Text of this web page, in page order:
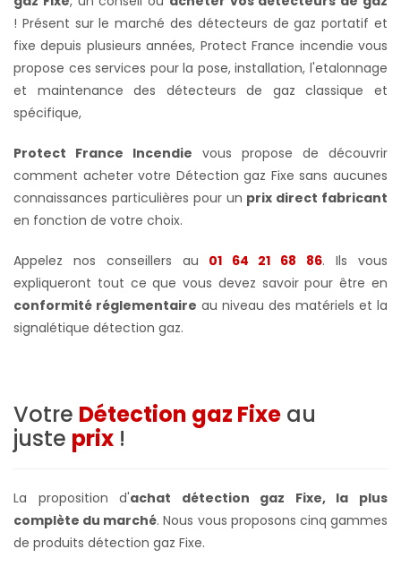
! Présent sur le marché des détecteurs de gaz portatif et
fixe depuis plusieurs années, Protect France incendie vous
propose ces services pour la pose, installation, l'etalonnage
et maintenance des détecteurs de gaz classique et
spécifique,
Protect France Incendie vous propose de découvrir
comment acheter votre Détection gaz Fixe sans aucunes
connaissances particulières pour un prix direct fabricant
en fonction de votre choix.
Appelez nos conseillers au 01 64 21 68 86. Ils vous
expliqueront tout ce que vous devez savoir pour être en
conformité réglementaire au niveau des matériels et la
signalétique détection gaz.
Votre Détection gaz Fixe au
juste prix !
La proposition d'achat détection gaz Fixe, la plus
complète du marché. Nous vous proposons cinq gammes
de produits détection gaz Fixe.